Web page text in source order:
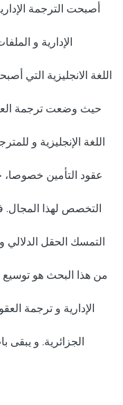
أصبحت الترجمة
الإدارية و
اللغة الانجليزية التي
حيث وضعت ترجمة
اللغة الإنجليزية و
عقود التأمين خصوصا،
التخصص لهذا المجال.
التمسك الحقل الدلالي
من هذا البحث هو
الإدارية و ترجمة
الجزائرية. و يبقى